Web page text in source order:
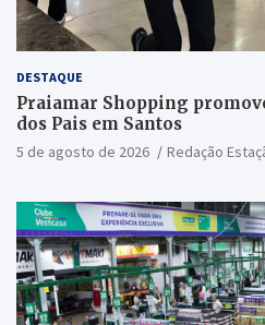
DESTAQUE
Praiamar Shopping
dos Pais em Santos
5 de agosto de 2026 Redação